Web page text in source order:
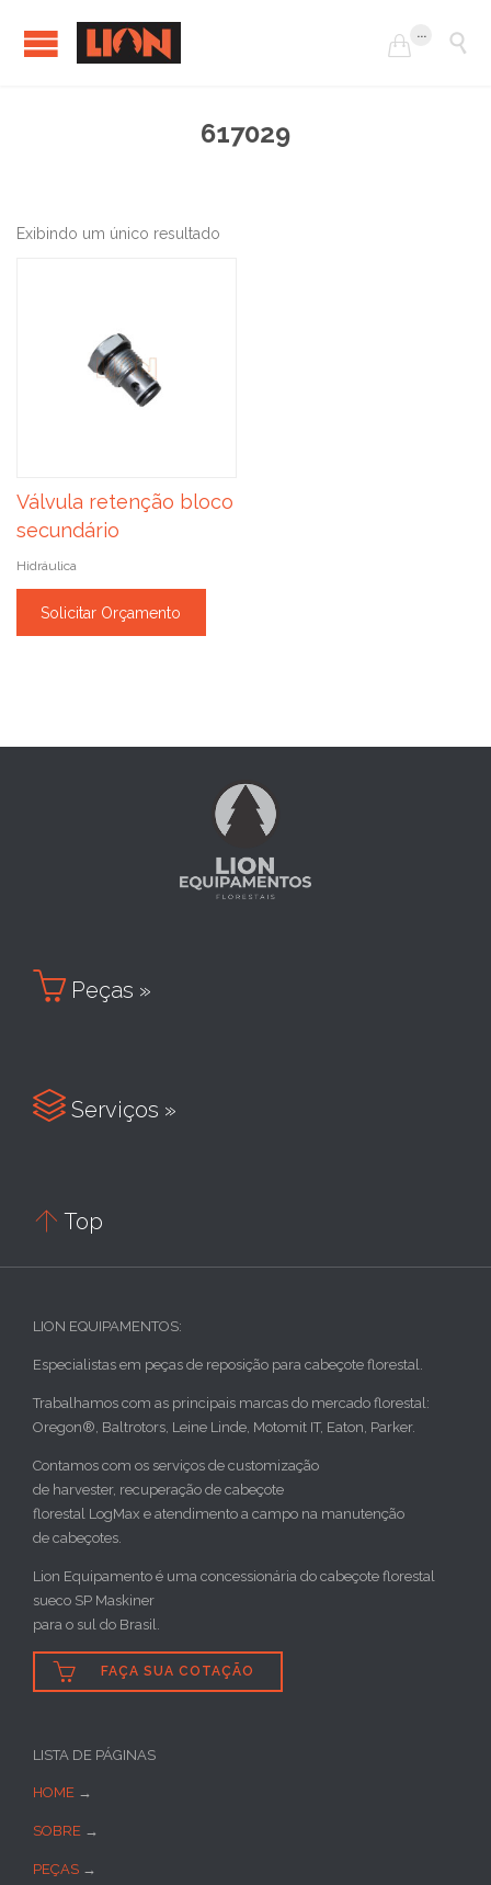

... 
617029
Exibindo um único resultado
Válvula retenção bloco
secundário
Hidráulica
Solicitar Orçamento
 Peças »
 Serviços »
 Top
LION EQUIPAMENTOS:
Especialistas em peças de reposição para cabeçote florestal.
Trabalhamos com as principais marcas do mercado florestal:
Oregon®, Baltrotors, Leine Linde, Motomit IT, Eaton, Parker.
Contamos com os serviços de customização
de harvester, recuperação de cabeçote
florestal LogMax e atendimento a campo na manutenção
de cabeçotes.
Lion Equipamento é uma concessionária do cabeçote florestal
sueco SP Maskiner
para o sul do Brasil.
 FAÇA SUA COTAÇÃO
LISTA DE PÁGINAS
HOME →
SOBRE →
PEÇAS →